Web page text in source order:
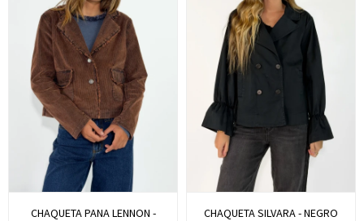
CHAQUETA PANA LENNON -
CHAQUETA SILVARA - NEGRO